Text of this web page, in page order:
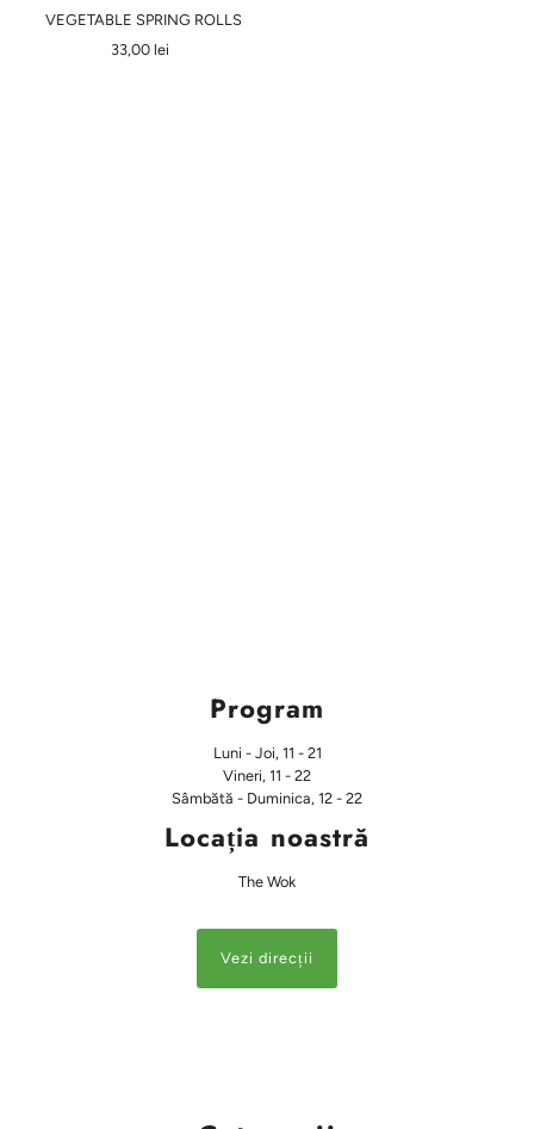
VEGETABLE SPRING ROLLS
33,00 lei
Program
Luni - Joi, 11 - 21
Vineri, 11 - 22
Sâmbătă - Duminica, 12 - 22
Locația noastră
The Wok
Vezi direcții